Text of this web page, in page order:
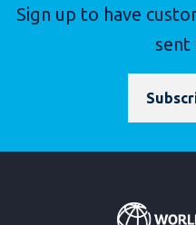
Sign up to have
sent